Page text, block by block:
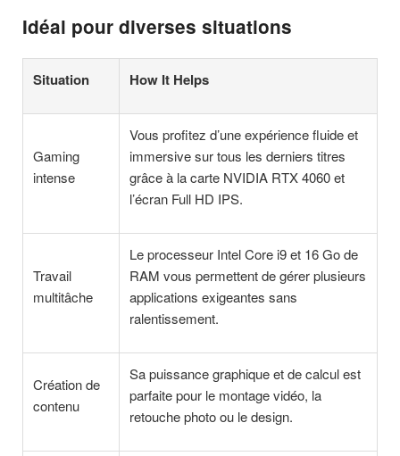
Idéal pour diverses situations
Situation How It Helps
Gaming
intense
Vous profitez d’une expérience fluide et
immersive sur tous les derniers titres
grâce à la carte NVIDIA RTX 4060 et
l’écran Full HD IPS.
Travail
multitâche
Le processeur Intel Core i9 et 16 Go de
RAM vous permettent de gérer plusieurs
applications exigeantes sans
ralentissement.
Création de
contenu
Sa puissance graphique et de calcul est
parfaite pour le montage vidéo, la
retouche photo ou le design.